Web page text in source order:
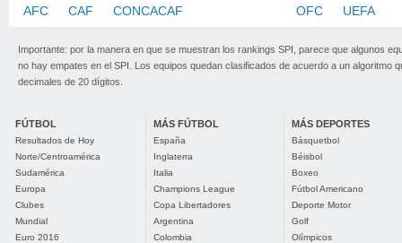
AFC CAF CONCACAF OFC UEFA
Importante: por la manera en que se muestran los rankings SPI, parece que algunos
no hay empates en el SPI. Los equipos quedan clasificados de acuerdo a un algoritmo
decimales de 20 dígitos.
FÚTBOL
Resultados de Hoy
Norte/Centroamérica
Sudamérica
Europa
Clubes
Mundial
Euro 2016
MÁS FÚTBOL
España
Inglaterra
Italia
Champions League
Copa Libertadores
Argentina
Colombia
MÁS DEPORTES
Básquetbol
Béisbol
Boxeo
Fútbol Americano
Deporte Motor
Golf
Olímpicos